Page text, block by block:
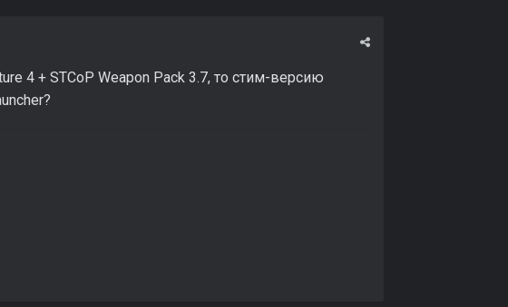
4 + STCoP Weapon Pack 3.7, то стим-версию